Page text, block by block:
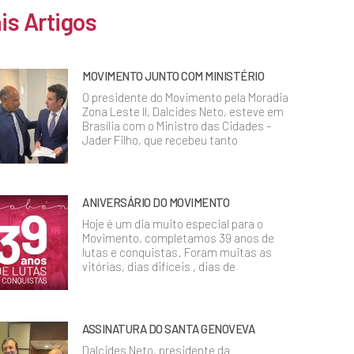
Artigos
MOVIMENTO JUNTO COM MINISTÉRIO
O presidente do Movimento pela Moradia
Zona Leste II, Dalcides Neto, esteve em
Brasília com o Ministro das Cidades –
Jader Filho, que recebeu tanto
ANIVERSÁRIO DO MOVIMENTO
Hoje é um dia muito especial para o
Movimento, completamos 39 anos de
lutas e conquistas. Foram muitas as
vitórias, dias difíceis , dias de
ASSINATURA DO SANTA GENOVEVA
Dalcides Neto, presidente da